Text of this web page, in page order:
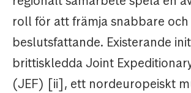
roll för att främja snabbare
beslutsfattande. Existerande
brittiskledda Joint
(JEF) [ii], ett nordeuropeiskt